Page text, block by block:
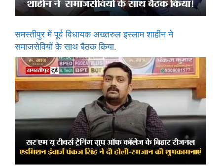
समस्तीपुर में पूर्व विधायक अख्तरुल इस्लाम शाहीन ने
समाजसेवियों के साथ बैठक किया.